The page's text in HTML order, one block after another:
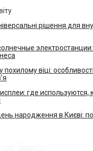
рішення для
похилому віці:
где используются,
народження в Києві: